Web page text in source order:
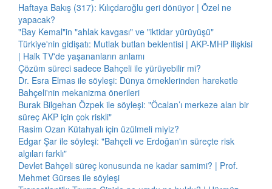
Haftaya Bakış (317): Kılıçdaroğlu geri dönüyor | Özel ne
yapacak?
"Bay Kemal"in "ahlak kavgası" ve "iktidar yürüyüşü"
Türkiye'nin gidişatı: Mutlak butlan beklentisi | AKP-MHP ilişkisi
| Halk TV'de yaşananların anlamı
Çözüm süreci sadece Bahçeli ile yürüyebilir mi?
Dr. Esra Elmas ile söyleşi: Dünya örneklerinden hareketle
Bahçeli'nin mekanizma önerileri
Burak Bilgehan Özpek ile söyleşi: "Öcalan’ı merkeze alan bir
süreç AKP için çok riskli"
Rasim Ozan Kütahyalı için üzülmeli miyiz?
Edgar Şar ile söyleşi: "Bahçeli ve Erdoğan'ın süreçte risk
algıları farklı"
Devlet Bahçeli süreç konusunda ne kadar samimi? | Prof.
Mehmet Gürses ile söyleşi